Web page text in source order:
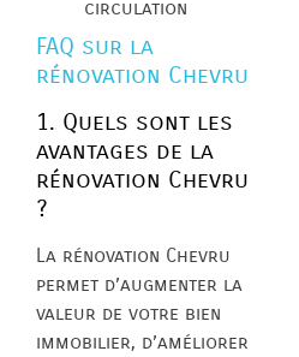
circulation
FAQ sur la
rénovation Chevru
1. Quels sont les
avantages de la
rénovation Chevru
?
La rénovation Chevru
permet d’augmenter la
valeur de votre bien
immobilier, d’améliorer